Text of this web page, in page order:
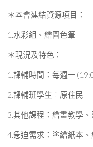
＊本會連結資源項目：
1.水彩組、繪圖色筆
＊現況及特色：
1.課輔時間：每週一
2.課輔班學生：原住民
3.其他課程：繪畫教學
4.急迫需求：塗繪紙本、